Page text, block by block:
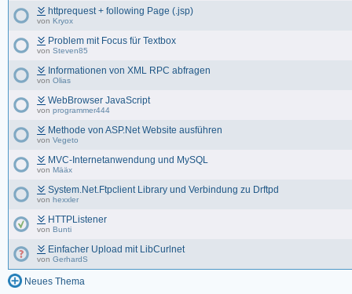
httprequest + following Page (.jsp)
von Kryox
Problem mit Focus für Textbox
von Steven85
Informationen von XML RPC abfragen
von Olias
WebBrowser JavaScript
von programmer444
Methode von ASP.Net Website ausführen
von Vegeto
MVC-Internetanwendung und MySQL
von Määx
System.Net.Ftpclient Library und Verbindung zu Drftpd
von hexxler
HTTPListener
von Bunti
Einfacher Upload mit LibCurlnet
von GerhardS
Neues Thema